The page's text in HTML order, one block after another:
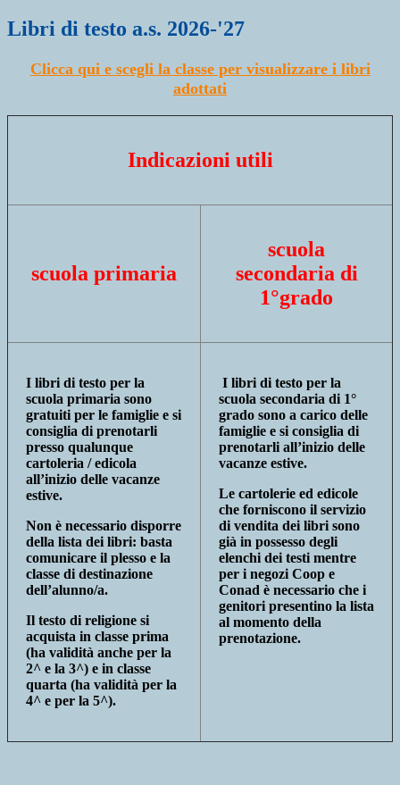
Libri di testo a.s. 2026-'27
Clicca qui e scegli la classe per visualizzare i libri
adottati
Indicazioni utili
scuola primaria
scuola
secondaria di
1°grado
I libri di testo per la
scuola primaria sono
gratuiti per le famiglie e si
consiglia di prenotarli
presso qualunque
cartoleria / edicola
all’inizio delle vacanze
estive.
Non è necessario disporre
della lista dei libri: basta
comunicare il plesso e la
classe di destinazione
dell’alunno/a.
Il testo di religione si
acquista in classe prima
(ha validità anche per la
2^ e la 3^) e in classe
quarta (ha validità per la
4^ e per la 5^).
I libri di testo per la
scuola secondaria di 1°
grado sono a carico delle
famiglie e si consiglia di
prenotarli all’inizio delle
vacanze estive.
Le cartolerie ed edicole
che forniscono il servizio
di vendita dei libri sono
già in possesso degli
elenchi dei testi mentre
per i negozi Coop e
Conad è necessario che i
genitori presentino la lista
al momento della
prenotazione.